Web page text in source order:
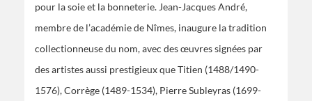
pour la soie et la bonneterie. Jean-Jacques André,
membre de l’académie de Nîmes, inaugure la tradition
collectionneuse du nom, avec des œuvres signées par
des artistes aussi prestigieux que Titien (1488/1490-
1576), Corrège (1489-1534), Pierre Subleyras (1699-